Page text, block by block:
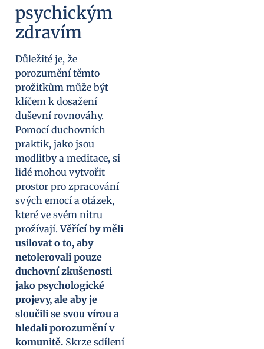
psychickým
zdravím
Důležité je, že
porozumění těmto
prožitkům může být
klíčem k dosažení
duševní rovnováhy.
Pomocí duchovních
praktik, jako jsou
modlitby a meditace, si
lidé mohou vytvořit
prostor pro zpracování
svých emocí a otázek,
které ve svém nitru
prožívají.Věřící by měli
usilovat o to, aby
netolerovali pouze
duchovní zkušenosti
jako psychologické
projevy, ale aby je
sloučili se svou vírou a
hledali porozumění v
komunitě. Skrze sdílení